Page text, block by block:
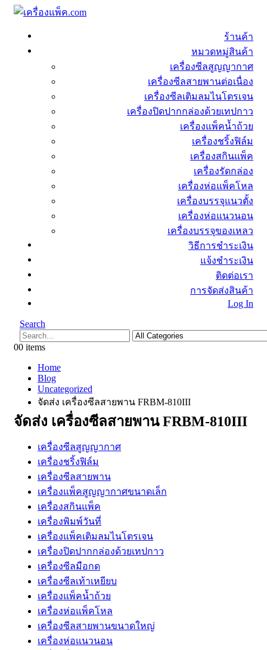
ร้านค้า
หมวดหมู่สินค้า
เครื่องซีลสูญญากาศ
เครื่องซีลสายพานต่อเนื่อง
เครื่องซีลเติมลมไนโตรเจน
เครื่องปิดปากกล่องด้วยเทปกาว
เครื่องแพ็คน้ำถ้วย
เครื่องชริ้งฟิล์ม
เครื่องสกินแพ็ค
เครื่องรัดกล่อง
เครื่องห่อแพ็คโหล
เครื่องบรรจุแนวตั้ง
เครื่องห่อแนวนอน
เครื่องบรรจุของเหลว
วิธีการชำระเงิน
แจ้งชำระเงิน
ติดต่อเรา
การจัดส่งสินค้า
Log In
Search
00 items
Home
Blog
Uncategorized
จัดส่ง เครื่องซีลสายพาน FRBM-810III
จัดส่ง เครื่องซีลสายพาน FRBM-810III
เครื่องซีลสูญญากาศ
เครื่องชริ้งฟิล์ม
เครื่องซีลสายพาน
เครื่องแพ็คสูญญากาศขนาดเล็ก
เครื่องสกินแพ็ค
เครื่องพิมพ์วันที่
เครื่องแพ็คเติมลมไนโตรเจน
เครื่องปิดปากกล่องด้วยเทปกาว
เครื่องซีลมือกด
เครื่องซีลเท้าเหยียบ
เครื่องแพ็คน้ำถ้วย
เครื่องห่อแพ็คโหล
เครื่องซีลสายพานขนาดใหญ่
เครื่องห่อแนวนอน